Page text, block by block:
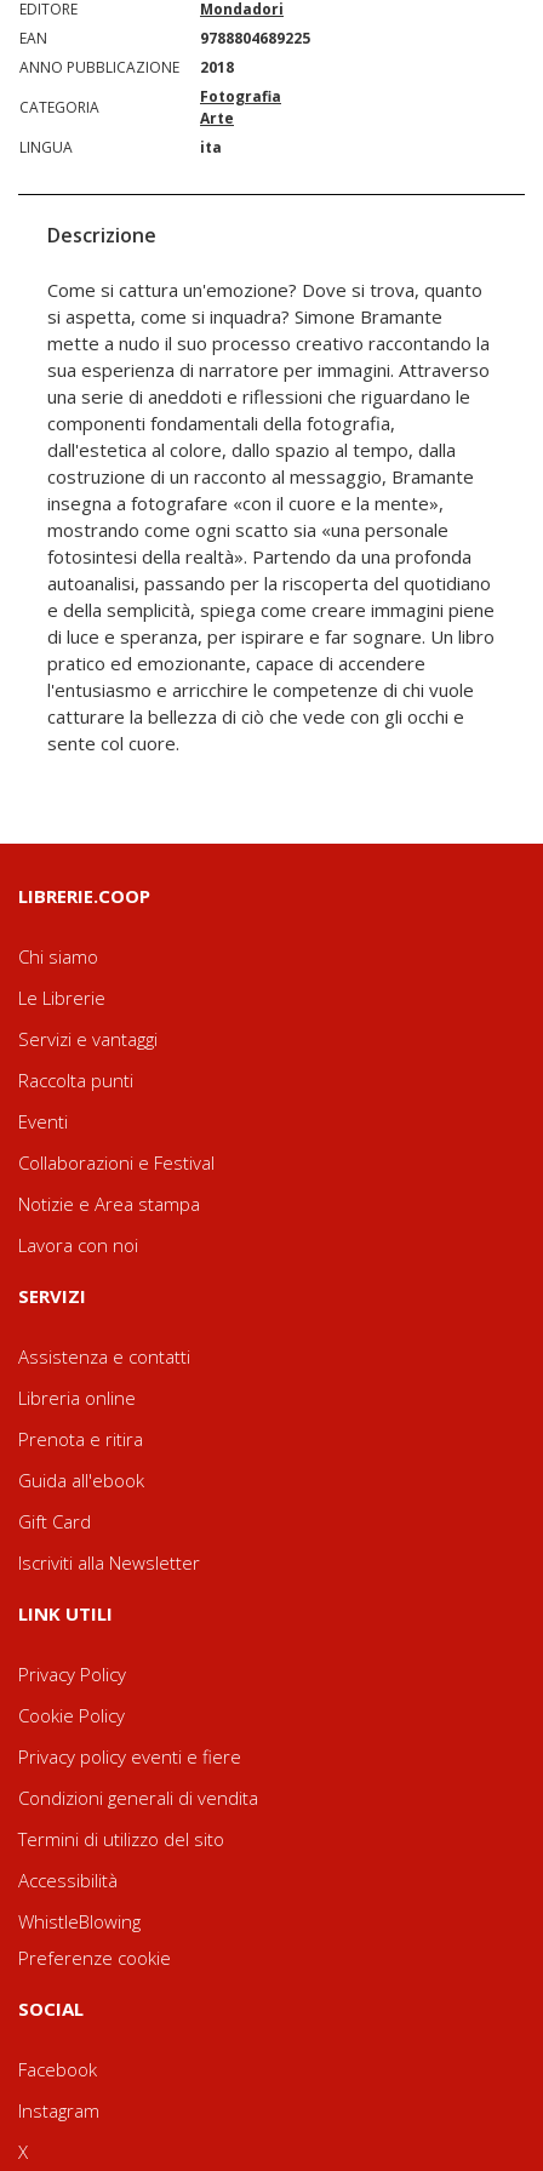
EDITORE
Mondadori
EAN
9788804689225
ANNO PUBBLICAZIONE
2018
CATEGORIA
Fotografia
Arte
LINGUA
ita
Descrizione
Come si cattura un'emozione? Dove si trova, quanto
si aspetta, come si inquadra? Simone Bramante
mette a nudo il suo processo creativo raccontando la
sua esperienza di narratore per immagini. Attraverso
una serie di aneddoti e riflessioni che riguardano le
componenti fondamentali della fotografia,
dall'estetica al colore, dallo spazio al tempo, dalla
costruzione di un racconto al messaggio, Bramante
insegna a fotografare «con il cuore e la mente»,
mostrando come ogni scatto sia «una personale
fotosintesi della realtà». Partendo da una profonda
autoanalisi, passando per la riscoperta del quotidiano
e della semplicità, spiega come creare immagini piene
di luce e speranza, per ispirare e far sognare. Un libro
pratico ed emozionante, capace di accendere
l'entusiasmo e arricchire le competenze di chi vuole
catturare la bellezza di ciò che vede con gli occhi e
sente col cuore.
LIBRERIE.COOP
Chi siamo
Le Librerie
Servizi e vantaggi
Raccolta punti
Eventi
Collaborazioni e Festival
Notizie e Area stampa
Lavora con noi
SERVIZI
Assistenza e contatti
Libreria online
Prenota e ritira
Guida all'ebook
Gift Card
Iscriviti alla Newsletter
LINK UTILI
Privacy Policy
Cookie Policy
Privacy policy eventi e fiere
Condizioni generali di vendita
Termini di utilizzo del sito
Accessibilità
WhistleBlowing
Preferenze cookie
SOCIAL
Facebook
Instagram
X